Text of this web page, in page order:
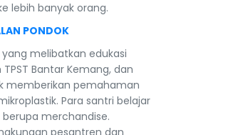
lebih banyak orang.
PONDOK
melibatkan edukasi
Bantar Kemang, dan
memberikan pemahaman
Para santri belajar
merchandise.
pesantren dan